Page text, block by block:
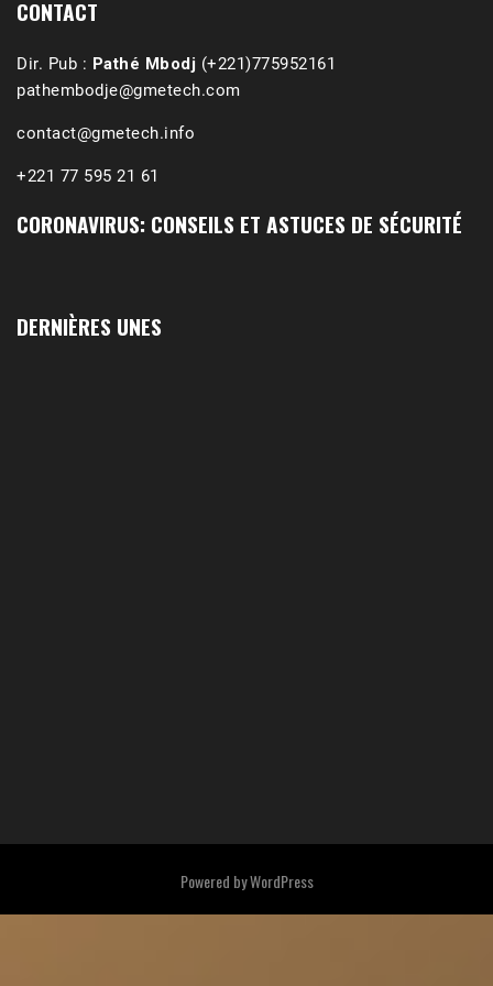
CONTACT
Dir. Pub : Pathé Mbodj (+221)775952161
pathembodje@gmetech.com
contact@gmetech.info
+221 77 595 21 61
CORONAVIRUS: CONSEILS ET ASTUCES DE SÉCURITÉ
DERNIÈRES UNES
Powered byWordPress